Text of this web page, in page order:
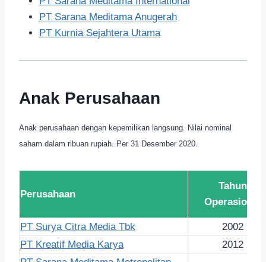
PT Sarana Meditama Anugerah
PT Kurnia Sejahtera Utama
Anak Perusahaan
Anak perusahaan dengan kepemilikan langsung. Nilai nominal
saham dalam ribuan rupiah. Per 31 Desember 2020.
Perusahaan
Tahun
Operasional
PT Surya Citra Media Tbk
2002
PT Kreatif Media Karya
2012